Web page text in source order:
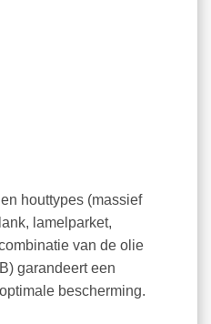
houttypes (massief
lamelparket,
van de olie
garandeert een
bescherming.